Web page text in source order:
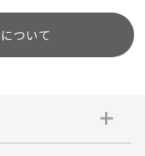
ついて